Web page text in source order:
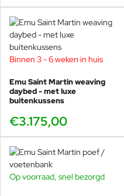
zonder dat het
gemixte
sfeer en budget
Precies dat maakt de poef
makkelijk schuiven,
geheel één rustige
Technische specificaties
Producttype: Poef / voetenbank
Materiaal: Staal
Binnen 3 - 6 weken in huis
Emu Saint Martin weaving
daybed - met luxe
buitenkussens
€3.175,00
Op voorraad, snel bezorgd